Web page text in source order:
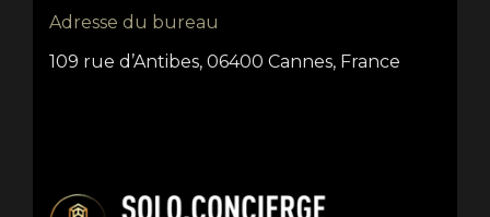
Adresse du bureau
109 rue d’Antibes, 06400 Cannes, France